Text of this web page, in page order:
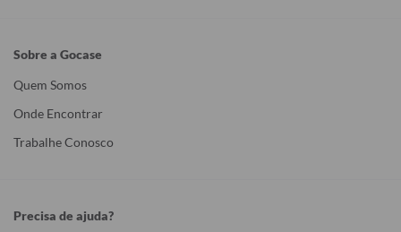
Sobre a Gocase
Quem Somos
Onde Encontrar
Trabalhe Conosco
Precisa de ajuda?